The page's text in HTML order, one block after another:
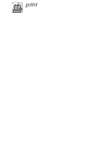
print